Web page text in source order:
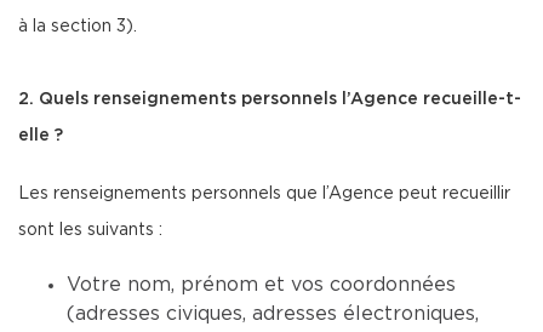
à la section 3).
2. Quels renseignements personnels l’Agence recueille-t-
elle ?
Les renseignements personnels que l’Agence peut recueillir
sont les suivants :
Votre nom, prénom et vos coordonnées
(adresses civiques, adresses électroniques,